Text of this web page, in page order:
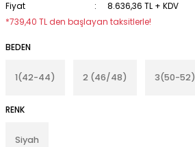
Fiyat
8.636,36 TL + KDV
*739,40 TL den başlayan taksitlerle!
BEDEN
1(42-44) 2 (46/48) 3(50-52)
RENK
Siyah